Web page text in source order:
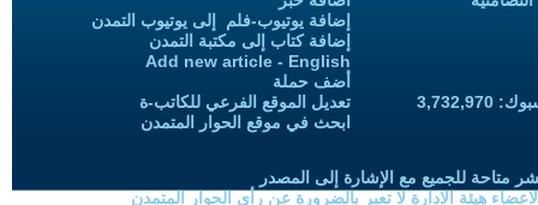
إضافة يوتيوب-فلم إلى يوتيوب التمدن
إضافة كتاب إلى مكتبة التمدن
Add new article - English
أضف حملة
تعديل الموقع الفرعي للكاتب-ة
ابحث في موقع الحوار المتمدن
متاحة للجميع مع الإشارة إلى المصدر
هيئة الادارة لا تعبر بالضرورة عن رأي الحوار المتمدن